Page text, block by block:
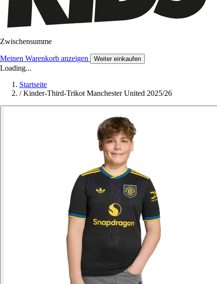
Zwischensumme
Meinen Warenkorb anzeigen Weiter einkaufen
Loading...
Startseite
/ Kinder-Third-Trikot Manchester United 2025/26